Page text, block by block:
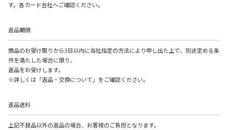
す。各カード会社へご確認ください。
返品期限
商品のお受け取りから3日以内に当社指定の方法により申し出た上で、別途定める条
件を満たした場合に限り、
返品をお受けします。
※詳しくは「返品・交換について」をご確認ください。
返品送料
上記不良品以外の返品の場合、お客様のご負担となります。